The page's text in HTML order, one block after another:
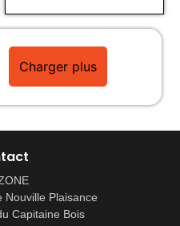
Charger plus
Nouville Plaisance
Capitaine Bois